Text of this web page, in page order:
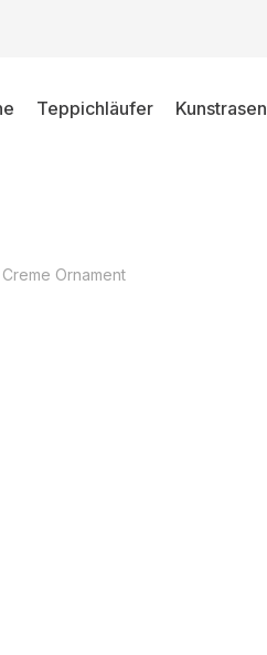
Teppichläufer Kunstrasen
Ornament